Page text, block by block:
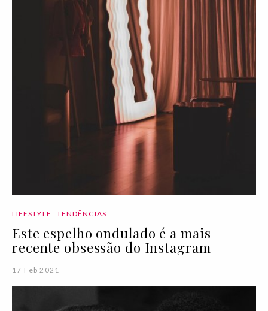
LIFESTYLE TENDÊNCIAS
Este espelho ondulado é a mais
recente obsessão do Instagram
17 Feb 2021